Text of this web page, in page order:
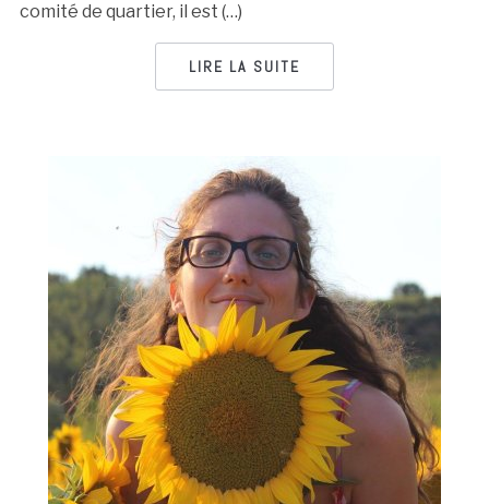
comité de quartier, il est (…)
LIRE LA SUITE